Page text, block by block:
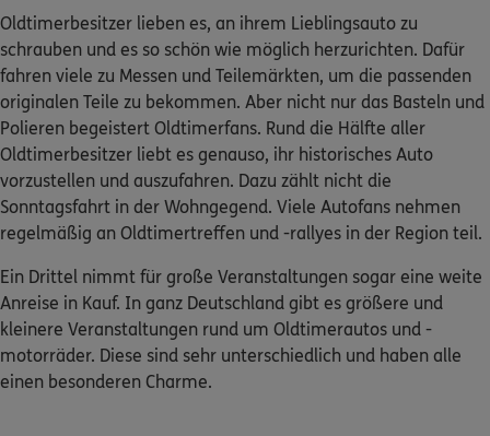
Meine Versicherungen
Sehen Sie auf einen Blick Ihre Versicherungen bei ERGO,
dem ERGO Rechtsschutz und der DKV.
Zum Kundenportal
Schaden- oder Leistungsfall melden
Bequem online oder telefonisch.
Oldtimerbesitzer lieben es, an ihrem Lieblingsauto zu
schrauben und es so schön wie möglich herzurichten. Dafür
fahren viele zu Messen und Teilemärkten, um die passenden
originalen Teile zu bekommen. Aber nicht nur das Basteln und
Polieren begeistert Oldtimerfans. Rund die Hälfte aller
Oldtimerbesitzer liebt es genauso, ihr historisches Auto
vorzustellen und auszufahren. Dazu zählt nicht die
Sonntagsfahrt in der Wohngegend. Viele Autofans nehmen
regelmäßig an Oldtimertreffen und -rallyes in der Region teil.
Ein Drittel nimmt für große Veranstaltungen sogar eine weite
Anreise in Kauf. In ganz Deutschland gibt es größere und
kleinere Veranstaltungen rund um Oldtimerautos und -
motorräder. Diese sind sehr unterschiedlich und haben alle
einen besonderen Charme.